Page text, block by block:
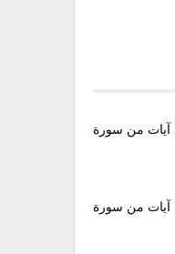
آيات من سورة
آيات من سورة